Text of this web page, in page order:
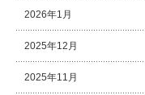
2026年1月
2025年12月
2025年11月